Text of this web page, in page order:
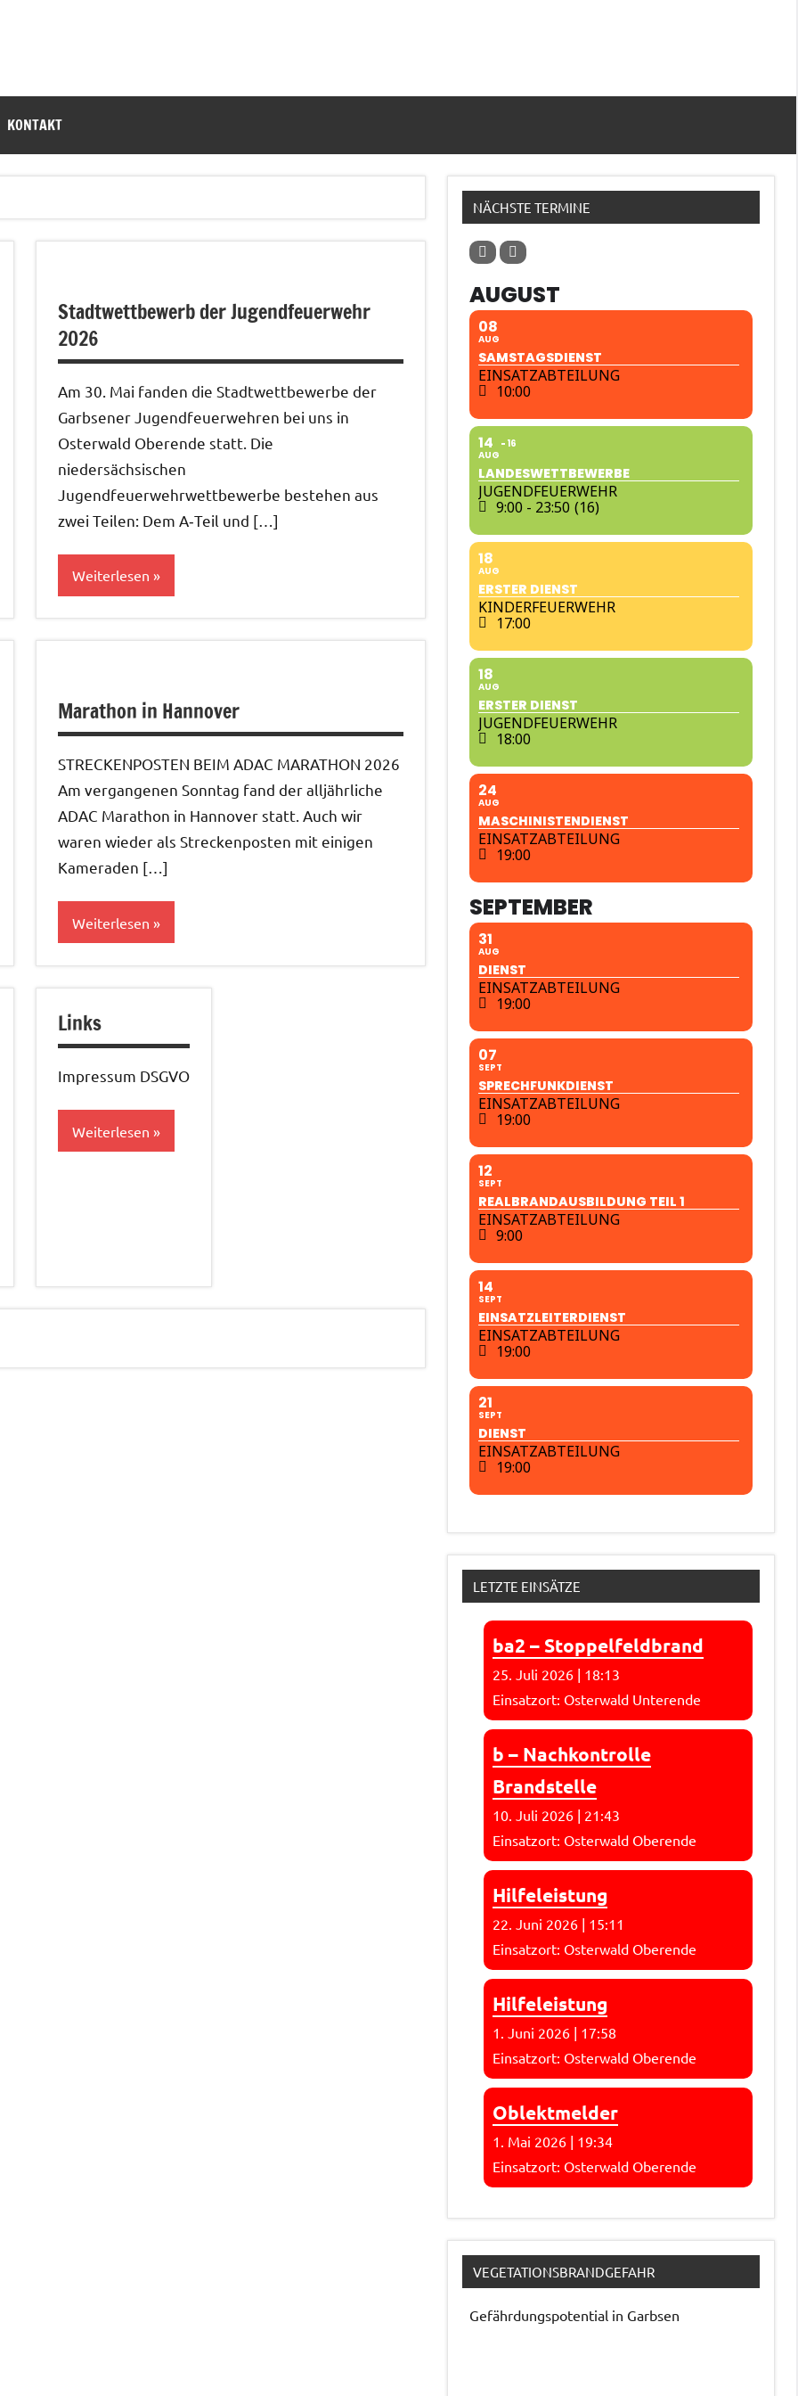
KONTAKT
Stadtwettbewerb der Jugendfeuerwehr
2026
Am 30. Mai fanden die Stadtwettbewerbe der
Garbsener Jugendfeuerwehren bei uns in
Osterwald Oberende statt. Die
niedersächsischen
Jugendfeuerwehrwettbewerbe bestehen aus
zwei Teilen: Dem A‑Teil und […]
Weiterlesen
Marathon in Hannover
STRECKENPOSTEN BEIM ADAC MARATHON 2026
Am vergangenen Sonntag fand der alljährliche
ADAC Marathon in Hannover statt. Auch wir
waren wieder als Streckenposten mit einigen
Kameraden […]
Weiterlesen
Links
Impressum DSGVO
Weiterlesen
NÄCHSTE TERMINE
AUGUST
08
AUG
SAMSTAGSDIENST
EINSATZABTEILUNG
10:00
14
AUG
16
LANDESWETTBEWERBE
JUGENDFEUERWEHR
9:00 - 23:50 (16)
18
AUG
ERSTER DIENST
KINDERFEUERWEHR
17:00
18
AUG
ERSTER DIENST
JUGENDFEUERWEHR
18:00
24
AUG
MASCHINISTENDIENST
EINSATZABTEILUNG
19:00
SEPTEMBER
31
AUG
DIENST
EINSATZABTEILUNG
19:00
07
SEPT
SPRECHFUNKDIENST
EINSATZABTEILUNG
19:00
12
SEPT
REALBRANDAUSBILDUNG TEIL 1
EINSATZABTEILUNG
9:00
14
SEPT
EINSATZLEITERDIENST
EINSATZABTEILUNG
19:00
21
SEPT
DIENST
EINSATZABTEILUNG
19:00
LETZTE EINSÄTZE
ba2 – Stoppelfeldbrand
25. Juli 2026 | 18:13
Einsatzort: Osterwald Unterende
b – Nachkontrolle
Brandstelle
10. Juli 2026 | 21:43
Einsatzort: Osterwald Oberende
Hilfeleistung
22. Juni 2026 | 15:11
Einsatzort: Osterwald Oberende
Hilfeleistung
1. Juni 2026 | 17:58
Einsatzort: Osterwald Oberende
Oblektmelder
1. Mai 2026 | 19:34
Einsatzort: Osterwald Oberende
VEGETATIONSBRANDGEFAHR
Gefährdungspotential in Garbsen